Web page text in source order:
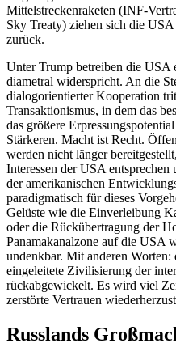
Mittelstreckenraketen (INF-
Sky Treaty) ziehen sich die
zurück.
Unter Trump betreiben die
diametral widerspricht. An die
dialogorientierter Kooperation
Transaktionismus, in dem das
das größere
Stärkeren. Macht ist Recht.
werden nicht länger
Interessen der USA
der amerikanischen
paradigmatisch für dieses
Gelüste wie die Einverleibung
oder die Rückübertragung der
Panamakanalzone auf die USA
undenkbar. Mit anderen Worten:
eingeleitete Zivilisierung der
rückabgewickelt. Es wird viel
zerstörte Vertrauen
Russlands